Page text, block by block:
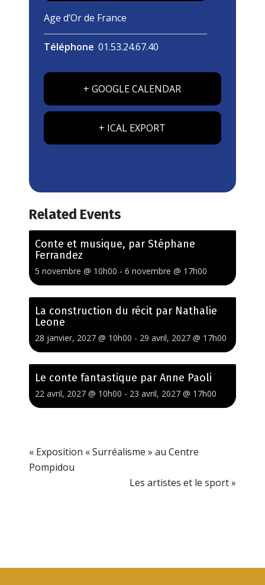
Age d’Or de France
Téléphone 01.53.24.67.40
+ GOOGLE CALENDAR
+ ICAL EXPORT
Related Events
Conte et musique, par Stéphane
Ferrandez
5 novembre @ 10h00 - 6 novembre @ 17h00
La construction du récit par Nathalie
Leone
28 janvier, 2027 @ 10h00 - 29 avril, 2027 @ 17h00
Le conte fantastique par Anne Paoli
22 avril, 2027 @ 10h00 - 23 avril, 2027 @ 17h00
«Exposition « Surréalisme » au Centre
Pompidou
Les artistes et le sport»